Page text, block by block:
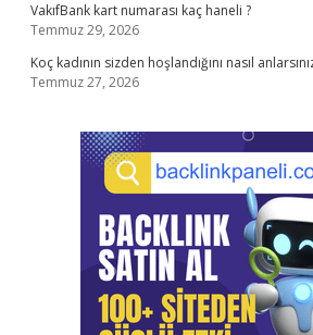
VakıfBank kart numarası kaç haneli ?
Temmuz 29, 2026
Koç kadının sizden hoşlandığını nasıl
Temmuz 27, 2026